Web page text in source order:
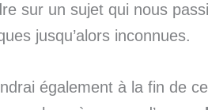
sur un sujet qui nous
jusqu’alors inconnues.
également à la fin de